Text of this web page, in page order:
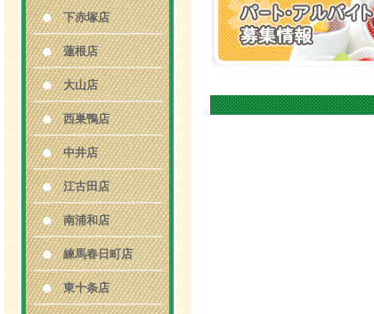
下赤塚店
蓮根店
大山店
西巣鴨店
中井店
江古田店
南浦和店
練馬春日町店
東十条店